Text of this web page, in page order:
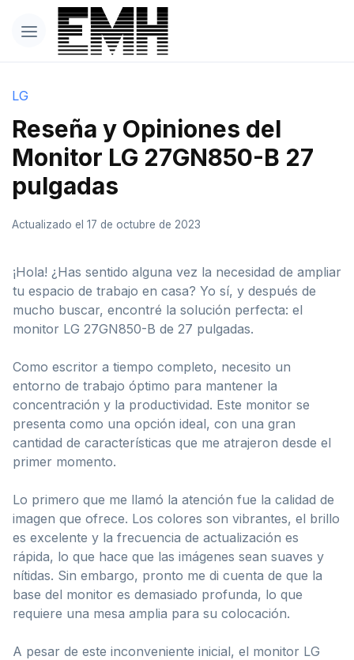
LG
Reseña y Opiniones del
Monitor LG 27GN850-B 27
pulgadas
Actualizado el 17 de octubre de 2023
¡Hola! ¿Has sentido alguna vez la necesidad de ampliar
tu espacio de trabajo en casa? Yo sí, y después de
mucho buscar, encontré la solución perfecta: el
monitor LG 27GN850-B de 27 pulgadas.
Como escritor a tiempo completo, necesito un
entorno de trabajo óptimo para mantener la
concentración y la productividad. Este monitor se
presenta como una opción ideal, con una gran
cantidad de características que me atrajeron desde el
primer momento.
Lo primero que me llamó la atención fue la calidad de
imagen que ofrece. Los colores son vibrantes, el brillo
es excelente y la frecuencia de actualización es
rápida, lo que hace que las imágenes sean suaves y
nítidas. Sin embargo, pronto me di cuenta de que la
base del monitor es demasiado profunda, lo que
requiere una mesa amplia para su colocación.
A pesar de este inconveniente inicial, el monitor LG